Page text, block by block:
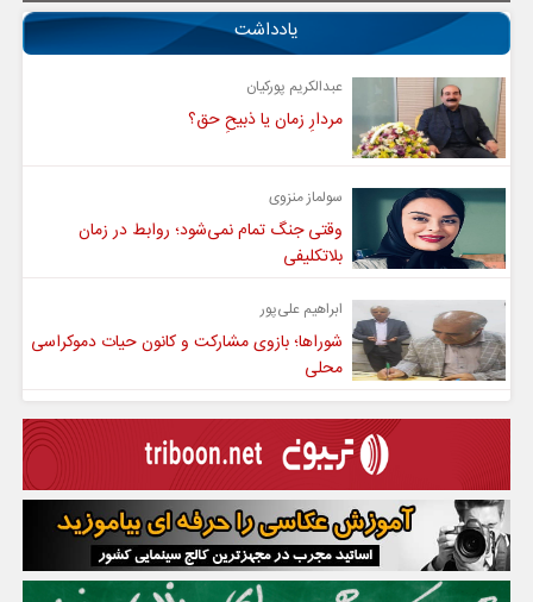
یادداشت
عبدالکریم پورکیان
مردارِ زمان یا ذبیحِ حق؟
سولماز منزوی
وقتی جنگ تمام نمی‌شود؛ روابط در زمان
بلاتکلیفی
ابراهیم علی‌پور
شوراها؛ بازوی مشارکت و کانون حیات دموکراسی
محلی